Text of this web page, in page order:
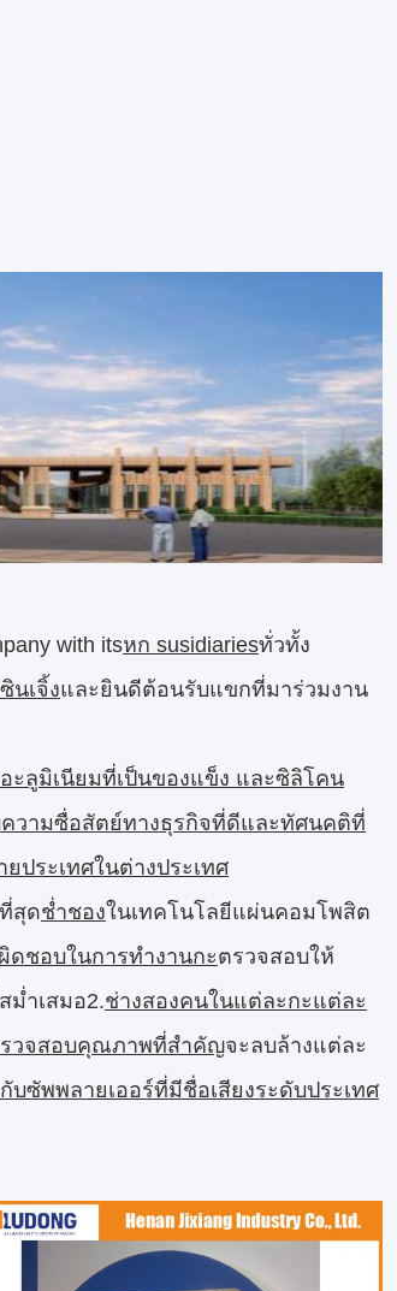
with itsหก susidiariesทั่วทั้ง
นเจิ้งและยินดีต้อนรับแขกที่มาร่วมงาน
ะลูมิเนียมที่เป็นของแข็ง และซิลิโคน
วามซื่อสัตย์ทางธุรกิจที่ดีและทัศนคติที่
ประเทศในต่างประเทศ
สุดช่ำชองในเทคโนโลยีแผ่นคอมโพสิต
ดชอบในการทำงานกะตรวจสอบให้
ม่ำเสมอ2.ช่างสองคนในแต่ละกะแต่ละ
วจสอบคุณภาพที่สำคัญจะลบล้างแต่ละ
บซัพพลายเออร์ที่มีชื่อเสียงระดับประเทศ